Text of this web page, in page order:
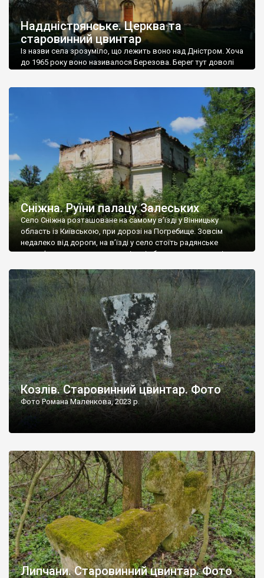
Наддністрянське. Церква та
старовинний цвинтар
Із назви села зрозуміло, що лежить воно над Дністром. Хоча
до 1965 року воно називалося Березова. Берег тут доволі
Наддністрянське відрізняється від більшості навколишніх
сіл. У селі є мурована Михайлівська церква. Точної дати […]
Сніжна. Руїни палацу Залеських
Село Сніжна розташоване на самому в’їзді у Вінницьку
область із Київською, при дорозі на Погребище. Зовсім
недалеко від дороги, на в’їзді у село стоїть радянське
рельєфне пано, яке показує жінку і яблуню, а трохи далі, десь
не видно, але видно дві стареньких колії у траві – […]
Козлів. Старовинний цвинтар. Фото
Фото Романа Маленкова, 2023 р.
Липчани. Старовинний цвинтар. Фото